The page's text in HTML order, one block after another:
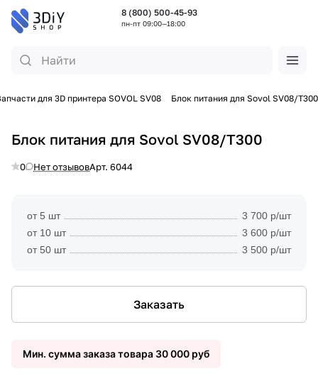
8 (800) 500-45-93
пн-пт 09:00—18:00
для 3D принтера SOVOL SV08 Блок питания для Sovol SV08/T300
Блок питания для Sovol SV08/T300
0 Нет отзывовАрт. 6044
от 5 шт
3 700 р/шт
от 10 шт
3 600 р/шт
от 50 шт
3 500 р/шт
Заказать
Мин. сумма заказа товара 30 000 руб